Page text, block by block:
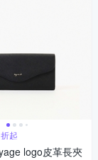
起
logo皮革長夾